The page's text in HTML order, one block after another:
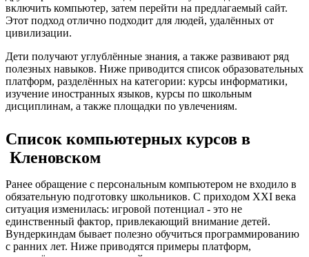
включить компьютер, затем перейти на предлагаемый сайт.
Этот подход отлично подходит для людей, удалённых от
цивилизации.
Дети получают углублённые знания, а также развивают ряд
полезных навыков. Ниже приводится список образовательных
платформ, разделённых на категории: курсы информатики,
изучение иностранных языков, курсы по школьным
дисциплинам, а также площадки по увлечениям.
Список компьютерных курсов в
Кленовском
Ранее обращение с персональным компьютером не входило в
обязательную подготовку школьников. С приходом XXI века
ситуация изменилась: игровой потенциал - это не
единственный фактор, привлекающий внимание детей.
Вундеркиндам бывает полезно обучиться программированию
с ранних лет. Ниже приводятся примеры платформ,